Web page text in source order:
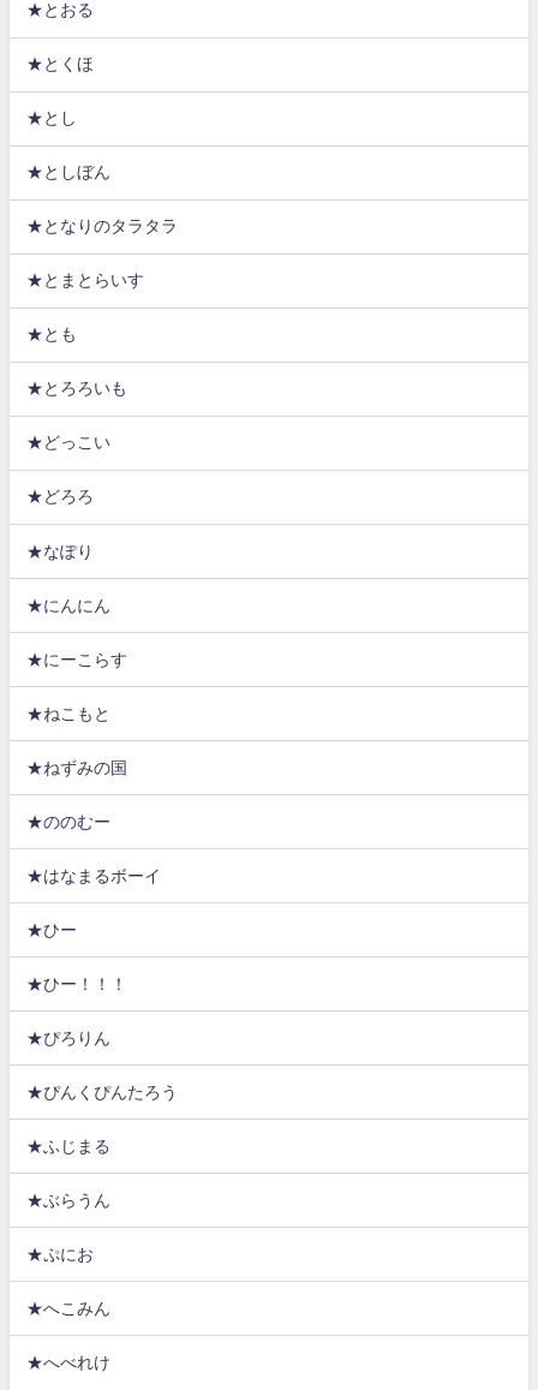
★とおる
★とくほ
★とし
★としぼん
★となりのタラタラ
★とまとらいす
★とも
★とろろいも
★どっこい
★どろろ
★なぽり
★にんにん
★にーこらす
★ねこもと
★ねずみの国
★ののむー
★はなまるボーイ
★ひー
★ひー！！！
★ぴろりん
★ぴんくぴんたろう
★ふじまる
★ぶらうん
★ぷにお
★へこみん
★へべれけ